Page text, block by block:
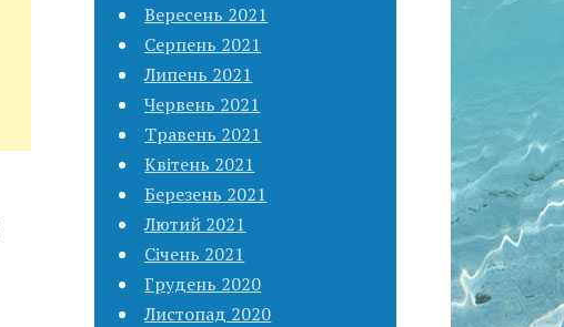
Вересень 2021
Серпень 2021
Липень 2021
Червень 2021
Травень 2021
Квітень 2021
Березень 2021
Лютий 2021
Січень 2021
Грудень 2020
Листопад 2020